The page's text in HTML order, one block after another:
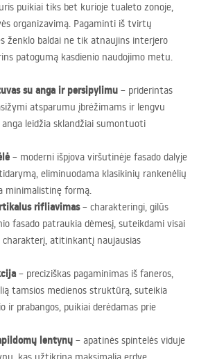
puikiai tiks bet kurioje tualeto zonoje,
organizavimą. Pagaminti iš tvirtų
ženklo baldai ne tik atnaujins interjero
patogumą kasdienio naudojimo metu.
su anga ir persipylimu – priderintas
atsparumu įbrėžimams ir lengvu
leidžia sklandžiai sumontuoti
– moderni išpjova viršutinėje fasado dalyje
eliminuodama klasikinių rankenėlių
minimalistinę formą.
rifliavimas– charakteringi, gilūs
fasado patraukia dėmesį, suteikdami visai
atitinkantį naujausias
– preciziškas pagaminimas iš faneros,
tamsios medienos struktūrą, suteikia
ir prabangos, puikiai derėdamas prie
lentynų – apatinės spintelės viduje